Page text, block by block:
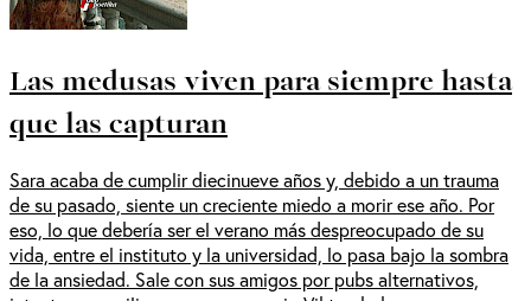
Las medusas viven para siempre hasta
que las capturan
Sara acaba de cumplir diecinueve años y, debido a un trauma
de su pasado, siente un creciente miedo a morir ese año. Por
eso, lo que debería ser el verano más despreocupado de su
vida, entre el instituto y la universidad, lo pasa bajo la sombra
de la ansiedad. Sale con sus amigos por pubs alternativos,